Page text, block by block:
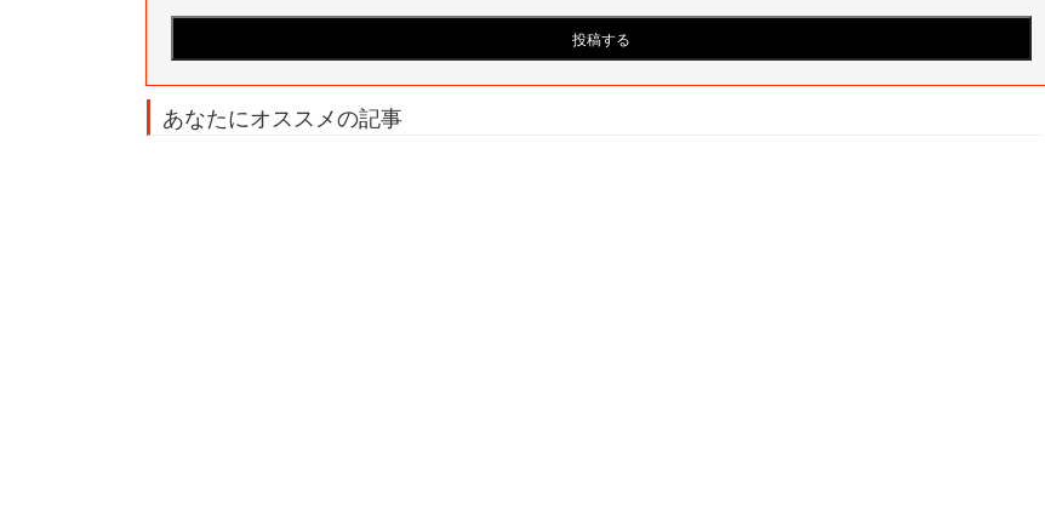
あなたにオススメの記事